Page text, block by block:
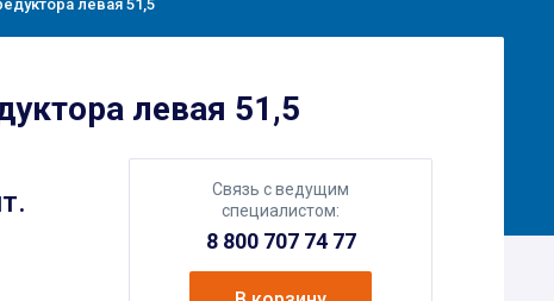
левая 51,5
левая 51,5
Связь с ведущим
специалистом:
8 800 707 74 77